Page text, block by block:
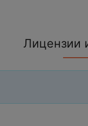
Лицензии